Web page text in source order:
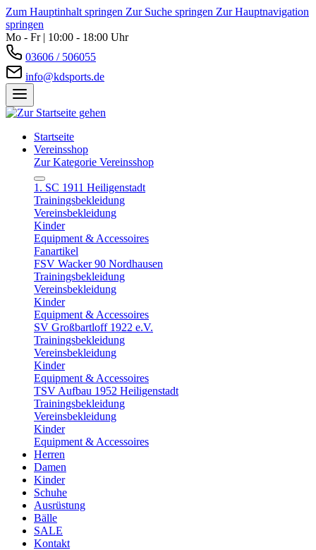
Zum Hauptinhalt springen Zur Suche springen Zur Hauptnavigation
springen
Mo - Fr | 10:00 - 18:00 Uhr
03606 / 506055
info@kdsports.de
Startseite
Vereinsshop
Zur Kategorie Vereinsshop
1. SC 1911 Heiligenstadt
Trainingsbekleidung
Vereinsbekleidung
Kinder
Equipment & Accessoires
Fanartikel
FSV Wacker 90 Nordhausen
Trainingsbekleidung
Vereinsbekleidung
Kinder
Equipment & Accessoires
SV Großbartloff 1922 e.V.
Trainingsbekleidung
Vereinsbekleidung
Kinder
Equipment & Accessoires
TSV Aufbau 1952 Heiligenstadt
Trainingsbekleidung
Vereinsbekleidung
Kinder
Equipment & Accessoires
Herren
Damen
Kinder
Schuhe
Ausrüstung
Bälle
SALE
Kontakt